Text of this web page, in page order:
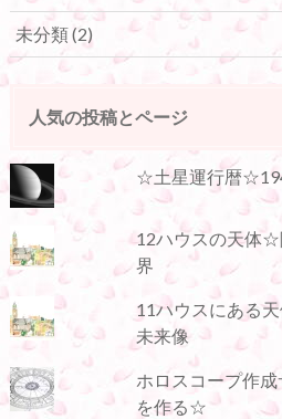
未分類(2)
人気の投稿とページ
☆土星運行暦
12ハウスの天体☆
界
11ハウスにある
未来像
ホロスコープ作
を作る☆